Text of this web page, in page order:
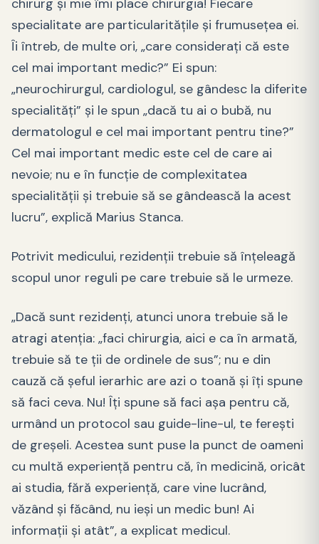
specialitate are particularitățile și frumusețea ei.
Îi întreb, de multe ori, „care considerați că este
cel mai important medic?” Ei spun:
„neurochirurgul, cardiologul, se gândesc la diferite
specialități” și le spun „dacă tu ai o bubă, nu
dermatologul e cel mai important pentru tine?”
Cel mai important medic este cel de care ai
nevoie; nu e în funcție de complexitatea
specialității și trebuie să se gândească la acest
lucru”, explică Marius Stanca.
Potrivit medicului, rezidenții trebuie să înțeleagă
scopul unor reguli pe care trebuie să le urmeze.
„Dacă sunt rezidenți, atunci unora trebuie să le
atragi atenția: „faci chirurgia, aici e ca în armată,
trebuie să te ții de ordinele de sus”; nu e din
cauză că șeful ierarhic are azi o toană și îți spune
să faci ceva. Nu! Îți spune să faci așa pentru că,
urmând un protocol sau guide-line-ul, te ferești
de greșeli. Acestea sunt puse la punct de oameni
cu multă experiență pentru că, în medicină, oricât
ai studia, fără experiență, care vine lucrând,
văzând și făcând, nu ieși un medic bun! Ai
informații și atât”, a explicat medicul.